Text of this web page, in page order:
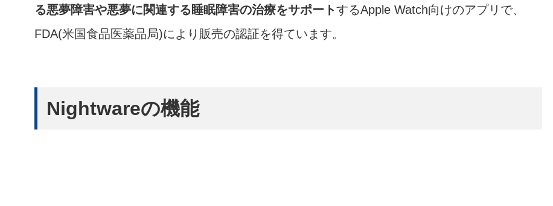
る悪夢障害や悪夢に関連する睡眠障害の治療をサポートするApple Watch向けのアプリで、
FDA(米国食品医薬品局)により販売の認証を得ています。
Nightwareの機能